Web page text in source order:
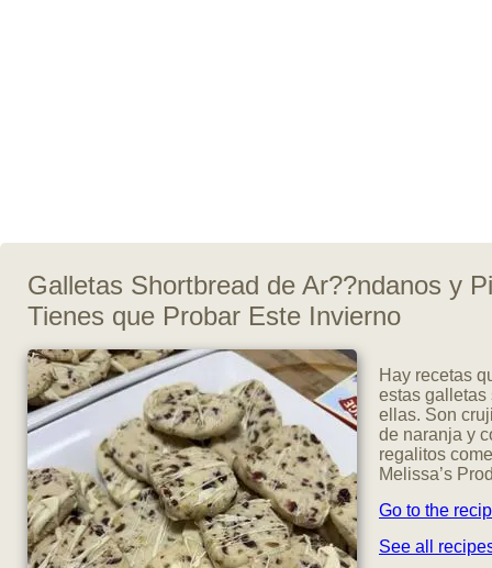
Galletas Shortbread de Ar??ndanos y
Tienes que Probar Este Invierno
Hay recetas
estas galletas
ellas. Son
de naranja y
regalitos
Melissa’s
Go to the
See all